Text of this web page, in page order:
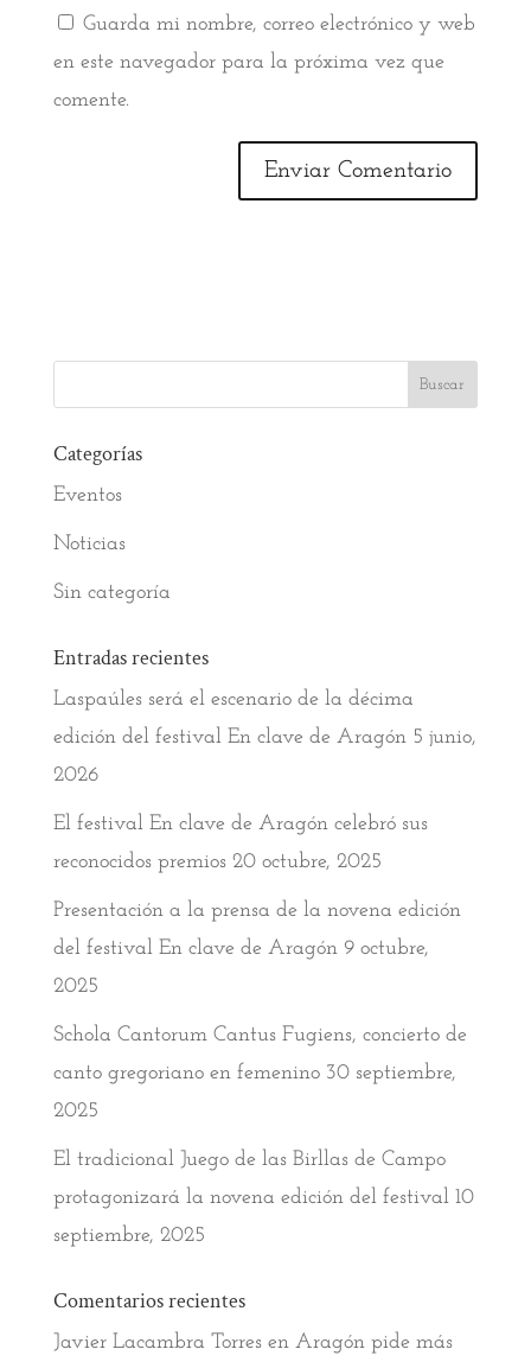
Guarda mi nombre, correo electrónico y web
en este navegador para la próxima vez que
comente.
Categorías
Eventos
Noticias
Sin categoría
Entradas recientes
Laspaúles será el escenario de la décima
edición del festival En clave de Aragón 5 junio,
2026
El festival En clave de Aragón celebró sus
reconocidos premios 20 octubre, 2025
Presentación a la prensa de la novena edición
del festival En clave de Aragón 9 octubre,
2025
Schola Cantorum Cantus Fugiens, concierto de
canto gregoriano en femenino 30 septiembre,
2025
El tradicional Juego de las Birllas de Campo
protagonizará la novena edición del festival 10
septiembre, 2025
Comentarios recientes
Javier Lacambra Torresen Aragón pide más